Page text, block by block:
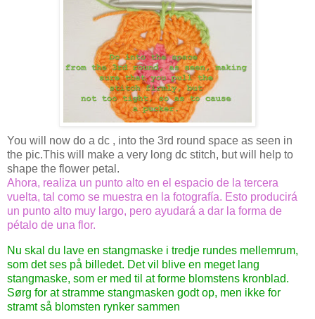
You will now do a dc , into the 3rd round space as seen in
the pic.This will make a very long dc stitch, but will help to
shape the flower petal.
Ahora, realiza un punto alto en el espacio de la tercera
vuelta, tal como se muestra en la fotografía. Esto producirá
un punto alto muy largo, pero ayudará a dar la forma de
pétalo de una flor.
Nu skal du lave en stangmaske i tredje rundes mellemrum,
som det ses på billedet. Det vil blive en meget lang
stangmaske, som er med til at forme blomstens kronblad.
Sørg for at stramme stangmasken godt op, men ikke for
stramt så blomsten rynker sammen